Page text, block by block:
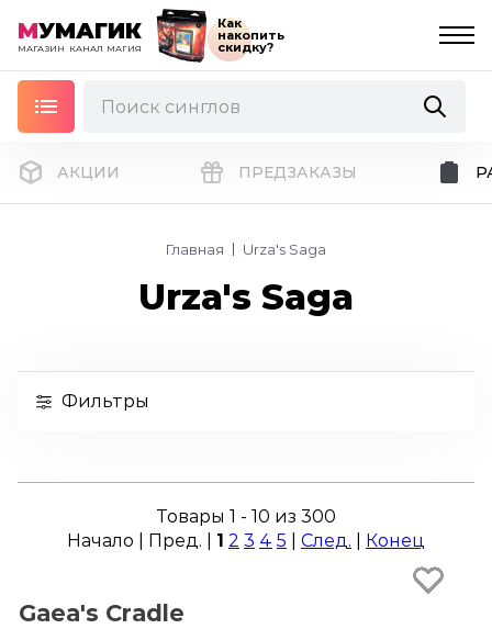
МУМАГИК
МАГАЗИН КАНАЛ МАГИЯ
Как
накопить
скидку?
АКЦИИ ПРЕДЗАКАЗЫ
Главная Urza's Saga
Urza's Saga
Фильтры
Товары 1 - 10 из 300
Начало | Пред. | 1 2 3 4 5 След. Конец
Gaea's Cradle